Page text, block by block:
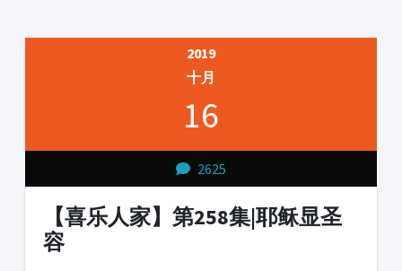
2019
十月
16
2625
【喜乐人家】第258集|耶稣显圣
容